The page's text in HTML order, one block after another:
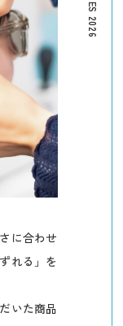
に合わせ
れる」を
いた商品